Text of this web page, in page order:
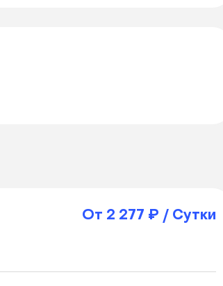
От 2 277 ₽ / Сутки